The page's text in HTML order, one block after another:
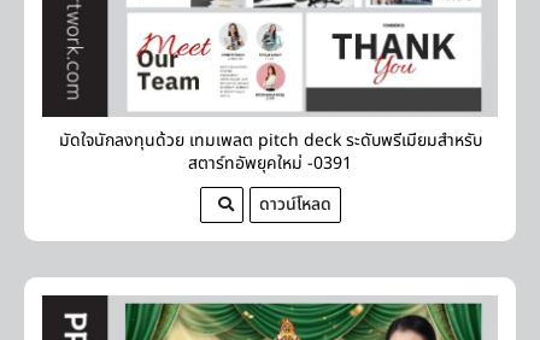
มัดใจนักลงทุนด้วย เทมเพลต pitch deck ระดับพรีเมียมสำหรับ
สตาร์ทอัพยุคใหม่ -0391
ดาวน์โหลด